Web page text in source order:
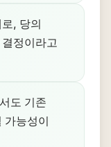
, 당의
정이라고
도 기존
가능성이